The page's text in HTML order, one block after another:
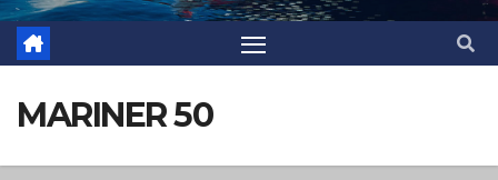
MARINER 50